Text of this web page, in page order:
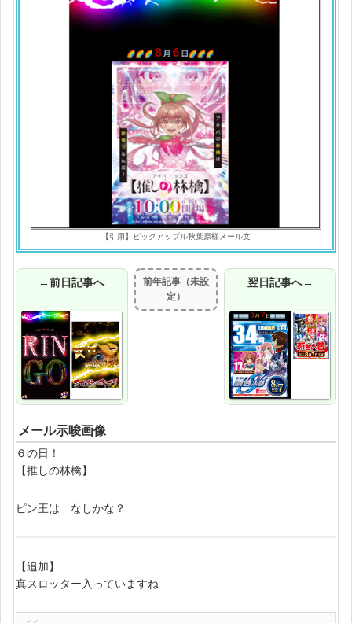
【引用】ビッグアップル秋葉原様メール文
←前日記事へ
前年記事（未設
定）
翌日記事へ→
メール示唆画像
６の日！
【推しの林檎】
ピン王は なしかな？
【追加】
真スロッター入っていますね